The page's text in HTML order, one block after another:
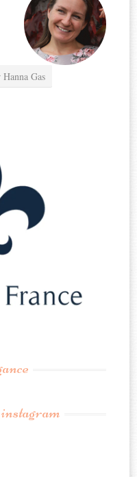
Gas
instagram